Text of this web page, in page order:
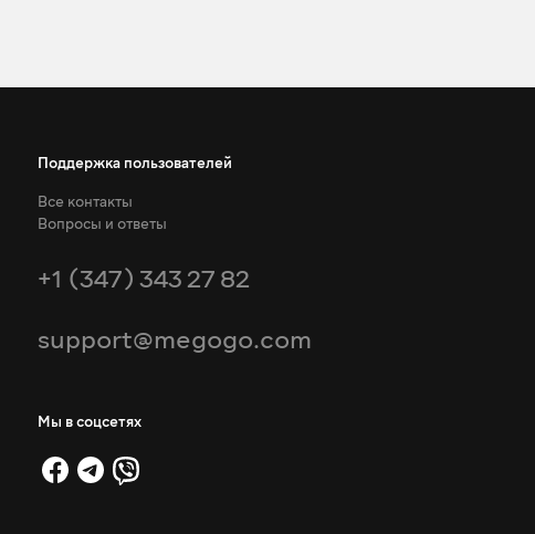
Поддержка пользователей
Все контакты
Вопросы и ответы
+1 (347) 343 27 82
support@megogo.com
Мы в соцсетях